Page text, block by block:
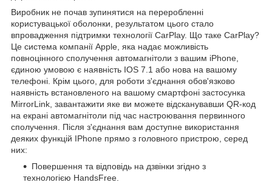
Виробник не почав зупинятися на переробленні
користувацької оболонки, результатом цього стало
впровадження підтримки технології CarPlay. Що таке CarPlay?
Це система компанії Apple, яка надає можливість
повноцінного сполучення автомагнітоли з вашим iPhone,
єдиною умовою є наявність IOS 7.1 або нова на вашому
телефоні. Крім цього, для роботи з'єднання обов'язково
наявність встановленого на вашому смартфоні застосунка
MirrorLink, завантажити яке ви можете відсканувавши QR-код
на екрані автомагнітоли під час настроювання первинного
сполучення. Після з'єднання вам доступне використання
деяких функцій IPhone прямо з головного пристрою, серед
них:
Повершення та відповідь на дзвінки згідно з
технологією HandsFree.